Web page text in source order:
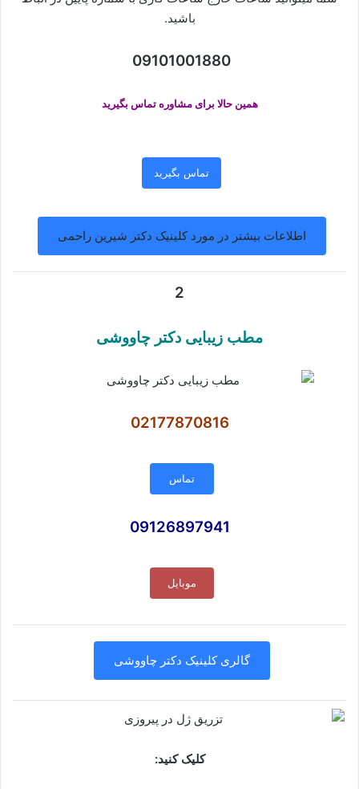
باشید.
09101001880
همین حالا برای مشاوره تماس بگیرید
تماس بگیرید
اطلاعات بیشتر در مورد کلینیک دکتر شیرین راحمی
2
مطب زیبایی دکتر چاووشی
02177870816
تماس
09126897941
موبایل
گالری کلینیک دکتر چاووشی
کلیک کنید: